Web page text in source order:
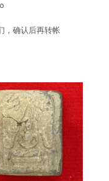
，确认后再转帐